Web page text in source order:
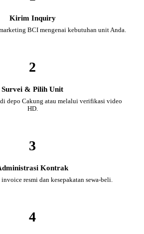
Kirim Inquiry
BCI mengenai kebutuhan unit Anda.
2
Survei & Pilih Unit
depo Cakung atau melalui verifikasi video
HD.
3
Kontrak
resmi dan kesepakatan sewa-beli.
4